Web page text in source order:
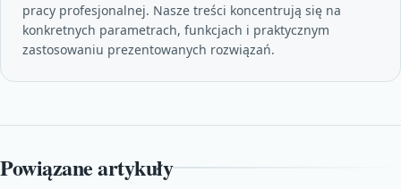
pracy profesjonalnej. Nasze treści koncentrują się na
konkretnych parametrach, funkcjach i praktycznym
zastosowaniu prezentowanych rozwiązań.
Powiązane artykuły